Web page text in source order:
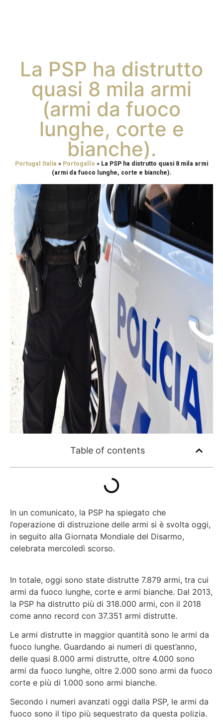
La PSP ha distrutto
quasi 8 mila armi
(armi da fuoco
lunghe, corte e
bianche).
Portugal Italia » Portogallo » La PSP ha distrutto quasi 8 mila armi
(armi da fuoco lunghe, corte e bianche).
Table of contents
In un comunicato, la PSP ha spiegato che
l’operazione di distruzione delle armi si è svolta oggi,
in seguito alla Giornata Mondiale del Disarmo,
celebrata mercoledì scorso.
In totale, oggi sono state distrutte 7.879 armi, tra cui
armi da fuoco lunghe, corte e armi bianche. Dal 2013,
la PSP ha distrutto più di 318.000 armi, con il 2018
come anno record con 37.351 armi distrutte.
Le armi distrutte in maggior quantità sono le armi da
fuoco lunghe. Guardando ai numeri di quest’anno,
delle quasi 8.000 armi distrutte, oltre 4.000 sono
armi da fuoco lunghe, oltre 2.000 sono armi da fuoco
corte e più di 1.000 sono armi bianche.
Secondo i numeri avanzati oggi dalla PSP, le armi da
fuoco sono il tipo più sequestrato da questa polizia.